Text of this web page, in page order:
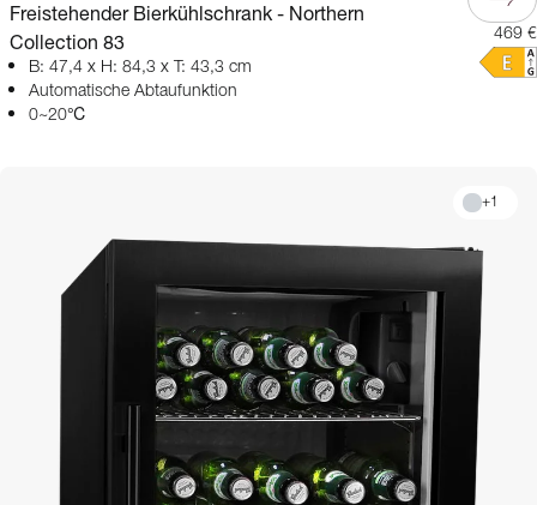
Freistehender Bierkühlschrank - Northern
Collection 83
B: 47,4 x H: 84,3 x T: 43,3 cm
Automatische Abtaufunktion
0~20℃
469 €
+1